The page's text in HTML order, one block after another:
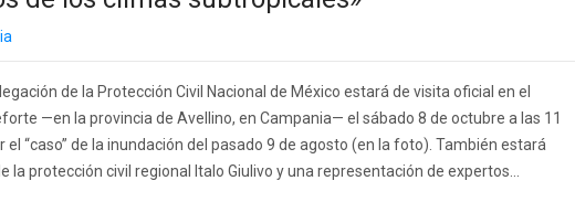
de la Protección Civil Nacional de México estará de visita oficial en el
—en la provincia de Avellino, en Campania— el sábado 8 de octubre a las 11
el “caso” de la inundación del pasado 9 de agosto (en la foto). También estará
la protección civil regional Italo Giulivo y una representación de expertos...